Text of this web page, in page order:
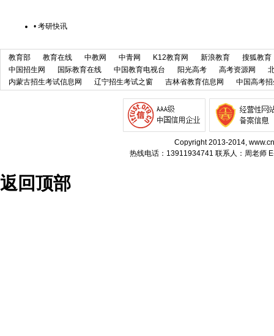
• 考研快讯
教育部 教育在线 中教网 中青网 K12教育网 新浪教育
搜狐教育
中国招生网
国际教育在线 中国教育电视台 阳光高考 高考资源网
内蒙古招生考试信息网
辽宁招生考试之窗 吉林省教育信息网 中国高考
Copyright 2013-2014,
热线电话：13911934741 联系人：周老师
返回顶部